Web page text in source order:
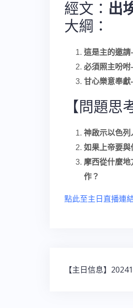
經文： 出
大綱：
這是主的邀請
必須照主吩咐
甘心樂意奉獻
【問題思
神啟示以色列
如果上帝要與
摩西從什麼
作？
點此至主日直播連
【主日信息】